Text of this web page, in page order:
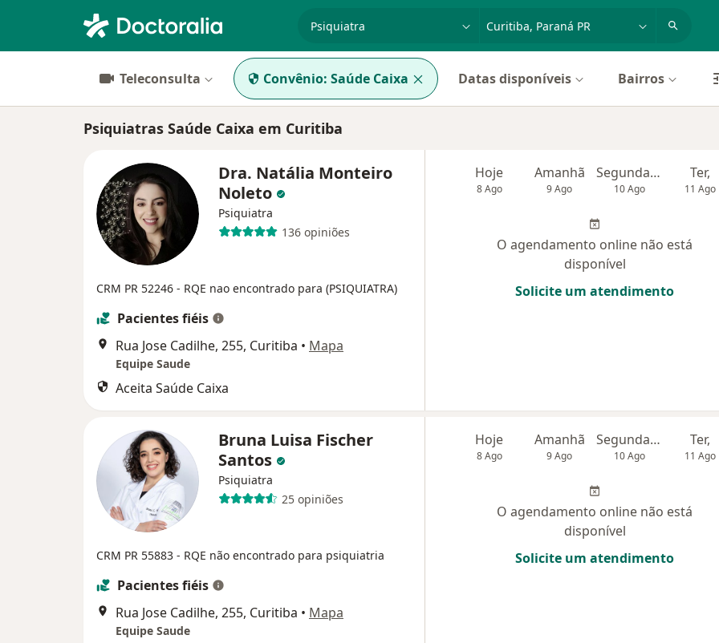
cidade ou região
Teleconsulta Convênio: Saúde Caixa Datas disponíveis Bairros
Psiquiatras Saúde Caixa em Curitiba
Dra. Natália Monteiro
Noleto
Psiquiatra
136 opiniões
CRM PR 52246 - RQE nao encontrado para (PSIQUIATRA)
Pacientes fiéis
Rua Jose Cadilhe, 255, Curitiba • Mapa
Equipe Saude
Aceita Saúde Caixa
Hoje
8 Ago
Amanhã
9 Ago
Segunda-feira
10 Ago
Ter,
11 Ago
O agendamento online não está
disponível
Solicite um atendimento
Bruna Luisa Fischer
Santos
Psiquiatra
25 opiniões
CRM PR 55883 - RQE não encontrado para psiquiatria
Pacientes fiéis
Rua Jose Cadilhe, 255, Curitiba • Mapa
Equipe Saude
Hoje
8 Ago
Amanhã
9 Ago
Segunda-feira
10 Ago
Ter,
11 Ago
O agendamento online não está
disponível
Solicite um atendimento